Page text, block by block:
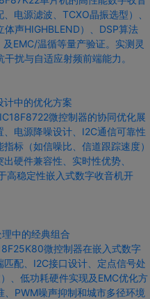
、电源滤波、TCXO晶振选型）、
声HIGHBLEND）、DSP算法
及EMC/温循等量产验证。实测灵
干扰与自适应射频前端能力。
计中的优化方案
8722微控制器的协同优化展
、电源降噪设计 、I2C通信可靠性
标（如信噪比、信道跟踪速度）
硬件兼容性、实时性优势、
高稳定性嵌入式数字收音机开
中的经典组合
25K80微控制器在嵌入式数字
匹配、I2C接口设计 、定点信号处
、低功耗硬件实现及EMC优化方
、PWM噪声抑制和城市多径环境